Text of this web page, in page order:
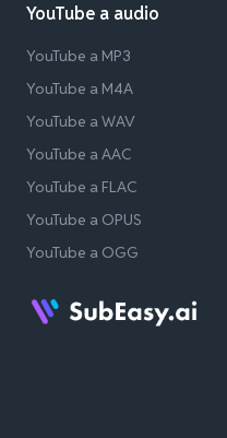
YouTube a audio
YouTube a MP3
YouTube a M4A
YouTube a WAV
YouTube a AAC
YouTube a FLAC
YouTube a OPUS
YouTube a OGG